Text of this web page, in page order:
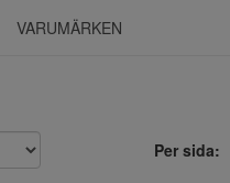
VARUMÄRKEN
Per sida: